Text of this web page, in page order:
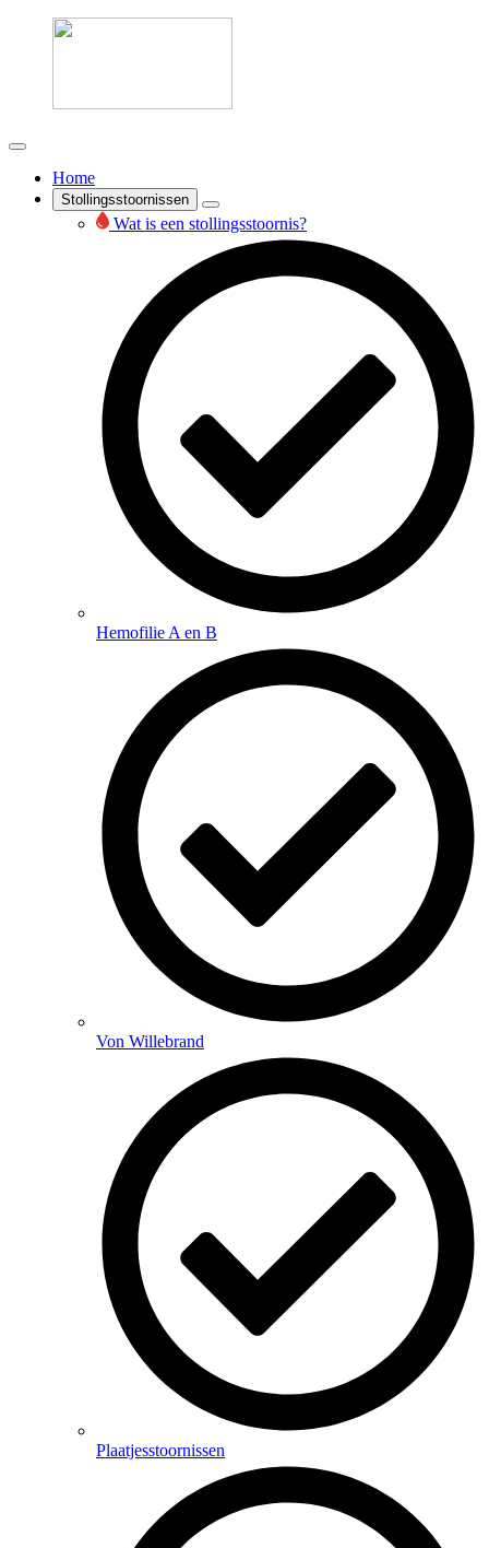
Home
Stollingsstoornissen
Wat is een stollingsstoornis?
Hemofilie A en B
Von Willebrand
Plaatjesstoornissen